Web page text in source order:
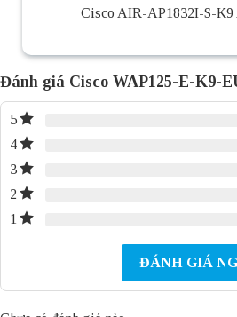
Cisco AIR-AP1832I-S-K9
Đánh giá Cisco WAP125-E-K9-
5
4
3
2
1
ĐÁNH GIÁ